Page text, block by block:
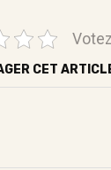
CET